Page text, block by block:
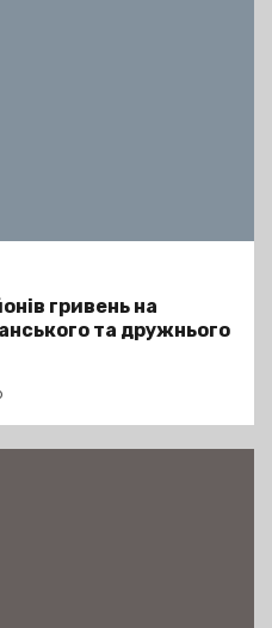
гривень на
та дружнього